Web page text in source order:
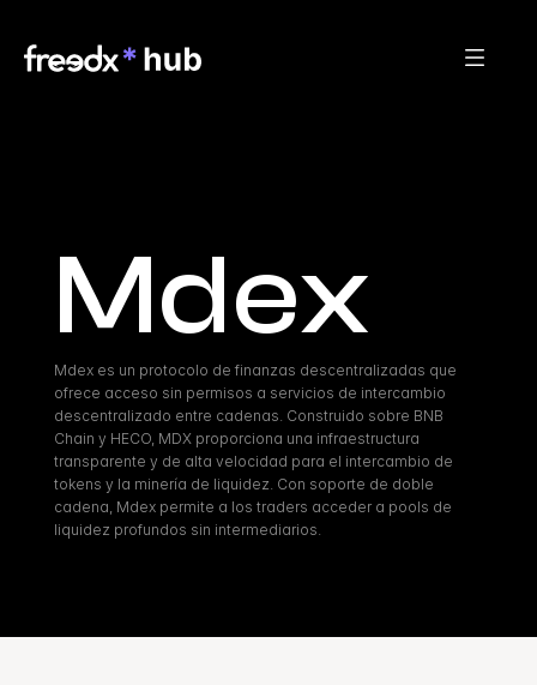
Mdex
Mdex es un protocolo de finanzas descentralizadas que
ofrece acceso sin permisos a servicios de intercambio
descentralizado entre cadenas. Construido sobre BNB
Chain y HECO, MDX proporciona una infraestructura
transparente y de alta velocidad para el intercambio de
tokens y la minería de liquidez. Con soporte de doble
cadena, Mdex permite a los traders acceder a pools de
liquidez profundos sin intermediarios.